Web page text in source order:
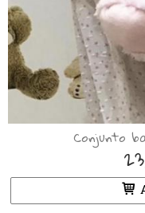
Conjunto